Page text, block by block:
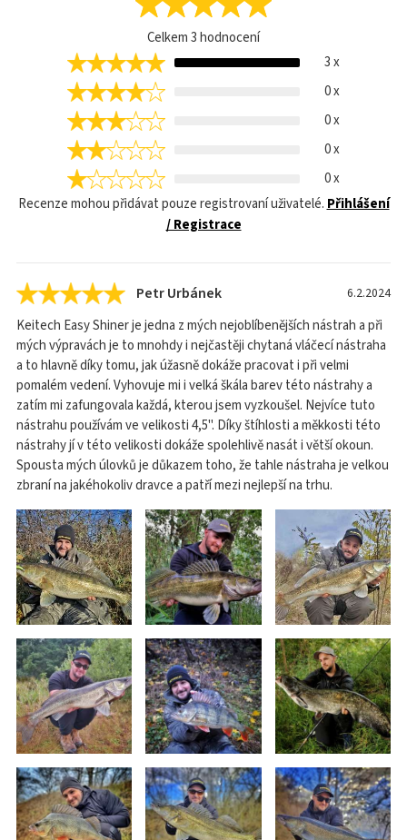
Celkem3hodnocení
3 x
0 x
0 x
0 x
0 x
Recenze mohou přidávat pouze registrovaní uživatelé. Přihlášení
/ Registrace
Petr Urbánek 6.2.2024
Keitech Easy Shiner je jedna z mých nejoblíbenějších nástrah a při
mých výpravách je to mnohdy i nejčastěji chytaná vláčecí nástraha
a to hlavně díky tomu, jak úžasně dokáže pracovat i při velmi
pomalém vedení. Vyhovuje mi i velká škála barev této nástrahy a
zatím mi zafungovala každá, kterou jsem vyzkoušel. Nejvíce tuto
nástrahu používám ve velikosti 4,5". Díky štíhlosti a měkkosti této
nástrahy jí v této velikosti dokáže spolehlivě nasát i větší okoun.
Spousta mých úlovků je důkazem toho, že tahle nástraha je velkou
zbraní na jakéhokoliv dravce a patří mezi nejlepší na trhu.